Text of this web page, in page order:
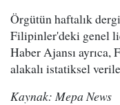
Örgütün haftalık
Filipinler'deki genel
Haber Ajansı ayrıca,
alakalı istatiksel
Kaynak: Mepa News